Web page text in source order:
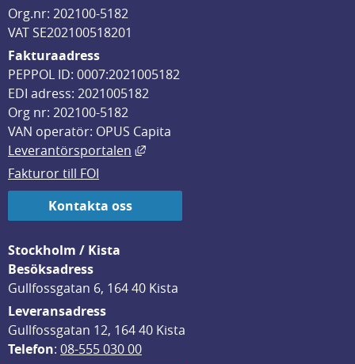
Org.nr: 202100-5182
VAT SE202100518201
Fakturaadress
PEPPOL ID: 0007:2021005182
EDI adress: 2021005182
Org nr: 202100-5182
VAN operatör: OPUS Capita
Leverantörsportalen
Länk till annan webbplats, öppnas
Fakturor till FOI
Kontakta oss
Stockholm / Kista
Besöksadress
Gullfossgatan 6, 164 40 Kista
Leveransadress
Gullfossgatan 12, 164 40 Kista
Telefon: 08-555 030 00